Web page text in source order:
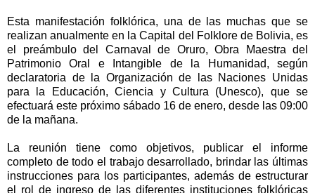
Esta manifestación folklórica, una de las muchas que se
realizan anualmente en la Capital del Folklore de Bolivia, es
el preámbulo del Carnaval de Oruro, Obra Maestra del
Patrimonio Oral e Intangible de la Humanidad, según
declaratoria de la Organización de las Naciones Unidas
para la Educación, Ciencia y Cultura (Unesco), que se
efectuará este próximo sábado 16 de enero, desde las 09:00
de la mañana.
La reunión tiene como objetivos, publicar el informe
completo de todo el trabajo desarrollado, brindar las últimas
instrucciones para los participantes, además de estructurar
el rol de ingreso de las diferentes instituciones folklóricas